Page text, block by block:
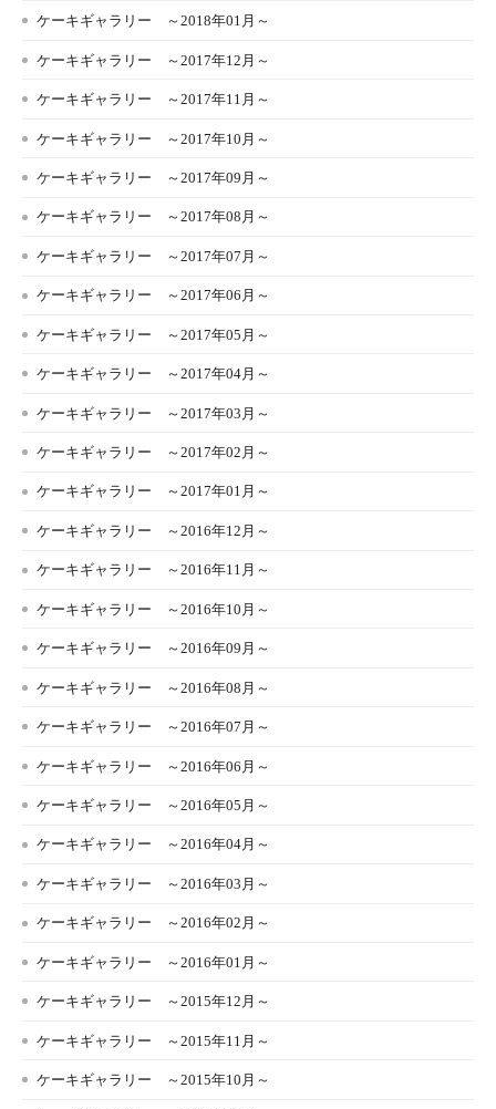
ケーキギャラリー ～2018年01月～
ケーキギャラリー ～2017年12月～
ケーキギャラリー ～2017年11月～
ケーキギャラリー ～2017年10月～
ケーキギャラリー ～2017年09月～
ケーキギャラリー ～2017年08月～
ケーキギャラリー ～2017年07月～
ケーキギャラリー ～2017年06月～
ケーキギャラリー ～2017年05月～
ケーキギャラリー ～2017年04月～
ケーキギャラリー ～2017年03月～
ケーキギャラリー ～2017年02月～
ケーキギャラリー ～2017年01月～
ケーキギャラリー ～2016年12月～
ケーキギャラリー ～2016年11月～
ケーキギャラリー ～2016年10月～
ケーキギャラリー ～2016年09月～
ケーキギャラリー ～2016年08月～
ケーキギャラリー ～2016年07月～
ケーキギャラリー ～2016年06月～
ケーキギャラリー ～2016年05月～
ケーキギャラリー ～2016年04月～
ケーキギャラリー ～2016年03月～
ケーキギャラリー ～2016年02月～
ケーキギャラリー ～2016年01月～
ケーキギャラリー ～2015年12月～
ケーキギャラリー ～2015年11月～
ケーキギャラリー ～2015年10月～